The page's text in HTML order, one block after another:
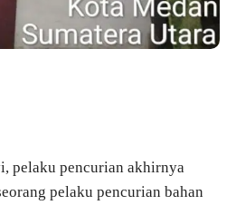
pelaku pencurian akhirnya
pelaku pencurian bahan